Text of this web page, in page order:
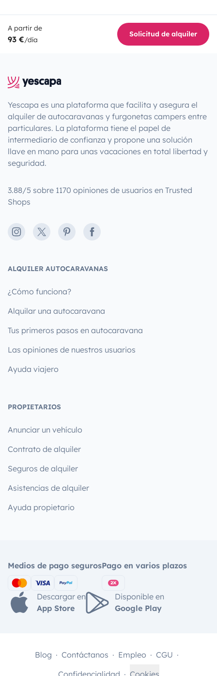
A partir de
93 €/día
Solicitud de alquiler
Yescapa es una plataforma que facilita y asegura el
alquiler de autocaravanas y furgonetas campers entre
particulares. La plataforma tiene el papel de
intermediario de confianza y propone una solución
llave en mano para unas vacaciones en total libertad y
seguridad.
3.88/5 sobre 1170 opiniones de usuarios en Trusted
Shops
Instagram
X PinterestFacebook
ALQUILER AUTOCARAVANAS
¿Cómo funciona?
Alquilar una autocaravana
Tus primeros pasos en autocaravana
Las opiniones de nuestros usuarios
Ayuda viajero
PROPIETARIOS
Anunciar un vehículo
Contrato de alquiler
Seguros de alquiler
Asistencias de alquiler
Ayuda propietario
Medios de pago segurosPago en varios plazos
Descargar en
App Store
Disponible en
Google Play
Blog Contáctanos Empleo
CGU